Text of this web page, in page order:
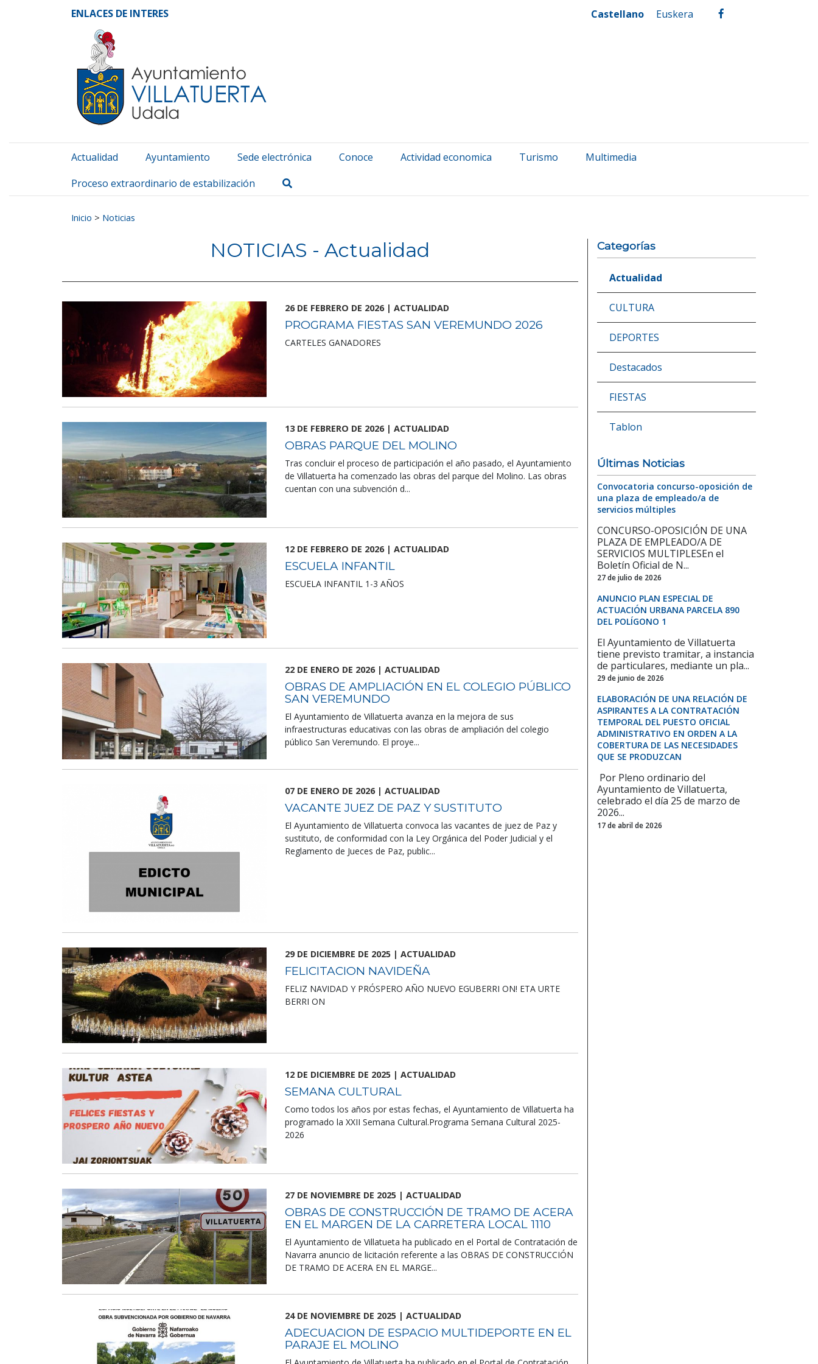
Ayuntamiento de Villatuerta Udala
ENLACES DE INTERES Castellano Euskera facebook
Actualidad Ayuntamiento Sede electrónica Conoce Actividad economica Turismo
Multimedia
Proceso extraordinario de estabilización
Inicio > Noticias
NOTICIAS - Actualidad
26 DE FEBRERO DE 2026 | ACTUALIDAD
PROGRAMA FIESTAS SAN VEREMUNDO 2026
CARTELES GANADORES
13 DE FEBRERO DE 2026 | ACTUALIDAD
OBRAS PARQUE DEL MOLINO
Tras concluir el proceso de participación el año pasado, el Ayuntamiento
de Villatuerta ha comenzado las obras del parque del Molino. Las obras
cuentan con una subvención d...
12 DE FEBRERO DE 2026 | ACTUALIDAD
ESCUELA INFANTIL
ESCUELA INFANTIL 1-3 AÑOS
22 DE ENERO DE 2026 | ACTUALIDAD
OBRAS DE AMPLIACIÓN EN EL COLEGIO PÚBLICO
SAN VEREMUNDO
El Ayuntamiento de Villatuerta avanza en la mejora de sus
infraestructuras educativas con las obras de ampliación del colegio
público San Veremundo. El proye...
07 DE ENERO DE 2026 | ACTUALIDAD
VACANTE JUEZ DE PAZ Y SUSTITUTO
El Ayuntamiento de Villatuerta convoca las vacantes de juez de Paz y
sustituto, de conformidad con la Ley Orgánica del Poder Judicial y el
Reglamento de Jueces de Paz, public...
29 DE DICIEMBRE DE 2025 | ACTUALIDAD
FELICITACION NAVIDEÑA
FELIZ NAVIDAD Y PRÓSPERO AÑO NUEVO EGUBERRI ON! ETA URTE
BERRI ON
12 DE DICIEMBRE DE 2025 | ACTUALIDAD
SEMANA CULTURAL
Como todos los años por estas fechas, el Ayuntamiento de Villatuerta ha
programado la XXII Semana Cultural.Programa Semana Cultural 2025-
2026
27 DE NOVIEMBRE DE 2025 | ACTUALIDAD
OBRAS DE CONSTRUCCIÓN DE TRAMO DE ACERA
EN EL MARGEN DE LA CARRETERA LOCAL 1110
El Ayuntamiento de Villatueta ha publicado en el Portal de Contratación de
Navarra anuncio de licitación referente a las OBRAS DE CONSTRUCCIÓN
DE TRAMO DE ACERA EN EL MARGE...
24 DE NOVIEMBRE DE 2025 | ACTUALIDAD
ADECUACION DE ESPACIO MULTIDEPORTE EN EL
PARAJE EL MOLINO
Categorías
Actualidad
CULTURA
DEPORTES
Destacados
FIESTAS
Tablon
Últimas Noticias
Convocatoria concurso-oposición de
una plaza de empleado/a de
servicios múltiples
CONCURSO-OPOSICIÓN DE UNA
PLAZA DE EMPLEADO/A DE
SERVICIOS MULTIPLESEn el
Boletín Oficial de N...
27 de julio de 2026
ANUNCIO PLAN ESPECIAL DE
ACTUACIÓN URBANA PARCELA 890
DEL POLÍGONO 1
El Ayuntamiento de Villatuerta
tiene previsto tramitar, a instancia
de particulares, mediante un pla...
29 de junio de 2026
ELABORACIÓN DE UNA RELACIÓN DE
ASPIRANTES A LA CONTRATACIÓN
TEMPORAL DEL PUESTO OFICIAL
ADMINISTRATIVO EN ORDEN A LA
COBERTURA DE LAS NECESIDADES
QUE SE PRODUZCAN
Por Pleno ordinario del
Ayuntamiento de Villatuerta,
celebrado el día 25 de marzo de
2026...
17 de abril de 2026